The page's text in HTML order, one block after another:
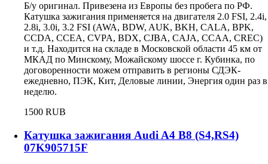
Б/у оригинал. Привезена из Европы без пробега по РФ.
Катушка зажигания применяется на двигателя 2.0 FSI, 2.4i,
2.8i, 3.0i, 3.2 FSI (AWA, BDW, AUK, BKH, CALA, BPK,
CCDA, CCEA, CVPA, BDX, CJBA, CAJA, CCAA, CREC)
и т.д. Находится на складе в Московской области 45 км от
МКАД по Минскому, Можайскому шоссе г. Кубинка, по
договоренности можем отправить в регионы СДЭК-
ежедневно, ПЭК, Кит, Деловые линии, Энергия один раз в
неделю.
1500 RUB
Катушка зажигания Audi A4 B8 (S4,RS4)
07K905715F